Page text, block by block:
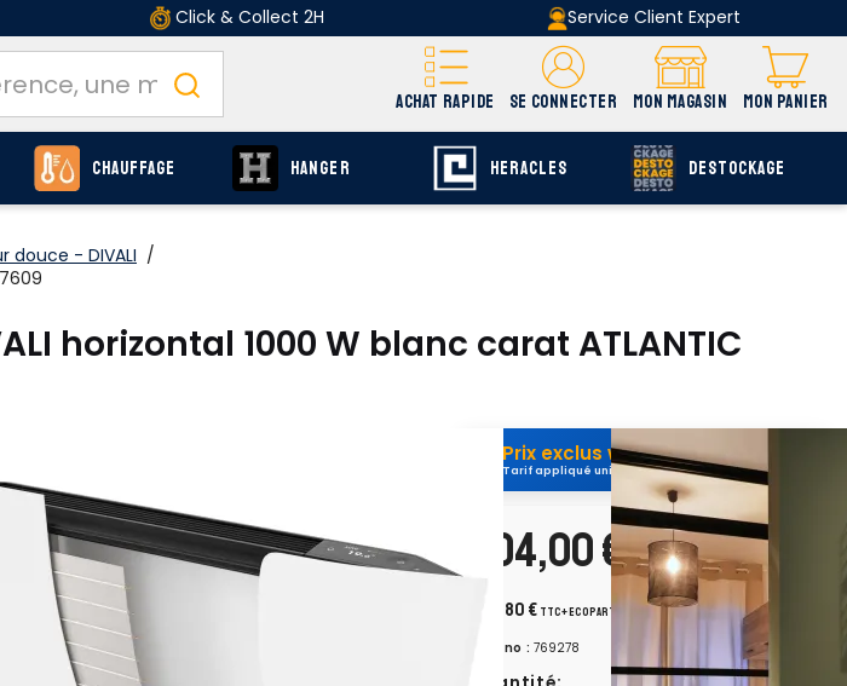
Click & Collect 2H Service Client Expert
ACHAT RAPIDE SE CONNECTER MON MAGASIN MON PANIER
Chauffage HANGER HERACLES DESTOCKAGE
douce - DIVALI /
horizontal 1000 W blanc carat ATLANTIC
Prix exclus web
Tarif appliqué uniquement sur afdb.fr
604,00 €H.T. + ecopart 1,75 € H.T.
724,80 € TTC+ ecopart 2,10 € TTC
Chrono : 769278